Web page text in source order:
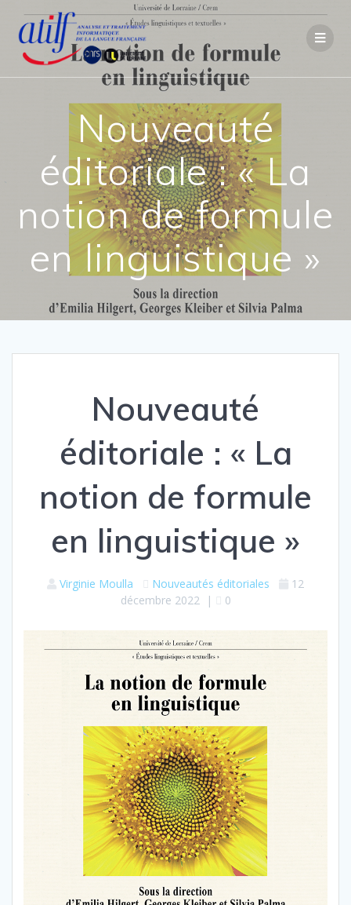
Passer
au
contenu
Nouveauté
éditoriale : « La
notion de formule
en linguistique »
Nouveauté
éditoriale : « La
notion de formule
en linguistique »
Virginie Moulla Nouveautés éditoriales
12
décembre 2022| 0